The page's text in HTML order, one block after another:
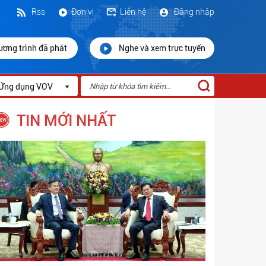
Đăng nhập
Liên hệ
Đơn vị
Rss
trình đã phát Nghe và xem trực tuyến
dụng VOV
TIN MỚI NHẤT